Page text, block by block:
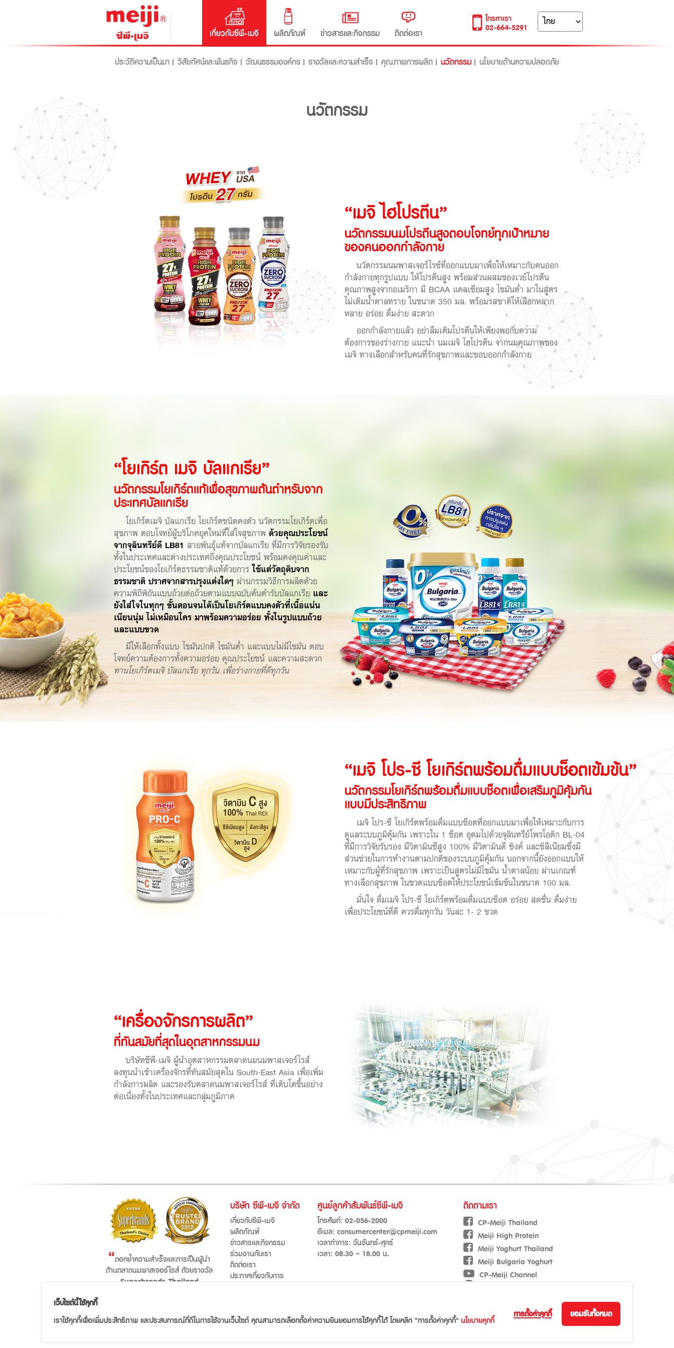
เกี่ยวกับซีพี-เมจิ ผลิตภัณฑ์ ข่าวสารและกิจกรรม ติดต่อเรา
โทรหาเรา
02-664-5291
ประวัติความเป็นมา วิสัยทัศน์และพันธกิจ วัฒนธรรมองค์กร รางวัลและความสำเร็จ คุณภาพการผลิต นวัตกรรม นโยบายด้านความปลอดภัย
นวัตกรรม
“เมจิ ไฮโปรตีน”
นวัตกรรมนมโปรตีนสูงตอบโจทย์ทุกเป้าหมาย
ของคนออกกำลังกาย
นวัตกรรมนมพาสเจอร์ไรซ์ที่ออกแบบมาเพื่อให้เหมาะกับคนออก
กำลังกายทุกรูปแบบ ให้โปรตีนสูง พร้อมส่วนผสมของเวย์โปรตีน
คุณภาพสูงจากอเมริกา มี BCAA แคลเซียมสูง ไขมันต่ำ มาในสูตร
ไม่เติมน้ำตาลทราย ในขนาด 350 มล. พร้อมรสชาติให้เลือกหลาก
หลาย อร่อย ดื่มง่าย สะดวก
ออกกำลังกายแล้ว อย่าลืมเติมโปรตีนให้เพียงพอกับความ
ต้องการของร่างกาย แนะนำ นมเมจิ ไฮโปรตีน จากนมคุณภาพของ
เมจิ ทางเลือกสำหรับคนที่รักสุขภาพและชอบออกกำลังกาย
“โยเกิร์ต เมจิ บัลแกเรีย”
นวัตกรรมโยเกิร์ตแท้เพื่อสุขภาพต้นตำหรับจาก
ประเทศบัลแกเรีย
โยเกิร์ตเมจิ บัลแกเรีย โยเกิร์ตชนิดคงตัว นวัตกรรมโยเกิร์ตเพื่อ
สุขภาพ ตอบโจทย์ผู้บริโภคยุคใหม่ที่ใส่ใจสุขภาพ ด้วยคุณประโยชน์
จากจุลินทรีย์ดี LB81 สายพันธุ์แท้จากบัลแกเรีย ที่มีการวิจัยรองรับ
ทั้งในประเทศและต่างประเทศถึงคุณประโยชน์ พร้อมคงคุณค่าและ
ประโยชน์ของโยเกิร์ตธรรมชาติแท้ด้วยการใช้แต่วัตถุดิบจาก
ธรรมชาติ ปราศจากสารปรุงแต่งใดๆ ผ่านกรรมวิธีการผลิตด้วย
ความพิถีพิถันแบบถ้วยต่อถ้วยตามแบบฉบับต้นตำรับบัลแกเรีย และ
ยังใส่ใจในทุกๆ ขั้นตอนจนได้เป็นโยเกิร์ตแบบคงตัวที่เนื้อแน่น
เนียนนุ่ม ไม่เหมือนใคร มาพร้อมความอร่อย ทั้งในรูปแบบถ้วย
และแบบขวด
มีให้เลือกทั้งแบบ ไขมันปกติ ไขมันต่ำ และแบบไม่มีไขมัน ตอบ
โจทย์ความต้องการทั้งความอร่อย คุณประโยชน์ และความสะดวก
ทานโยเกิร์ตเมจิ บัลแกเรีย ทุกวัน เพื่อร่างกายที่ดีทุกวัน
“เมจิ โปร-ซี โยเกิร์ตพร้อมดื่มแบบช็อตเข้มข้น”
นวัตกรรมโยเกิร์ตพร้อมดื่มแบบช็อตเพื่อเสริมภูมิคุ้มกัน
แบบมีประสิทธิภาพ
เมจิ โปร-ซี โยเกิร์ตพร้อมดื่มแบบช็อตที่ออกแบบมาเพื่อให้เหมาะกับการ
ดูแลระบบภูมิคุ้มกัน เพราะใน 1 ช็อต อุดมไปด้วยจุลินทรีย์โพรโอติก BL-04
ที่มีการวิจัยรับรอง มีวิตามินซีสูง 100% มีวิตามินดี ซิงค์ และซิลีเนียมซึ่งมี
ส่วนช่วยในการทำงานตามปกติของระบบภูมิคุ้มกัน นอกจากนี้ยังออกแบบให้
เหมาะกับผู้ที่รักสุขภาพ เพราะเป็นสูตรไม่มีไขมัน น้ำตาลน้อย ผ่านเกณฑ์
ทางเลือกสุขภาพ ในขวดแบบช็อตให้ประโยชน์เข้มข้นในขนาด 100 มล.
มั่นใจ ดื่มเมจิ โปร-ซี โยเกิร์ตพร้อมดื่มแบบช็อต อร่อย สดชื่น ดื่มง่าย
เพื่อประโยชน์ที่ดี ควรดื่มทุกวัน วันละ 1- 2 ขวด
“เครื่องจักรการผลิต”
ที่ทันสมัยที่สุดในอุตสาหกรรมนม
บริษัทซีพี-เมจิ ผู้นำอุตสาหกรรมตลาดนมนมพาสเจอร์ไรส์
ลงทุนนำเข้าเครื่องจักรที่ทันสมัยสุดใน South-East Asia เพื่อเพิ่ม
กำลังการผลิต และรองรับตลาดนมพาสเจอร์ไรส์ ที่เติบโตขึ้นอย่าง
ต่อเนื่องทั้งในประเทศและกลุ่มภูมิภาค
“ตอกย้ำความสำเร็จและการเป็นผู้นำ
ด้านตลาดนมพาสเจอร์ไรส์ ด้วยรางวัล
Superbrands Thailand
บริษัท ซีพี-เมจิ จำกัด
เกี่ยวกับซีพี-เมจิ
ผลิตภัณฑ์
ข่าวสารและกิจกรรม
ร่วมงานกับเรา
ติดต่อเรา
ประกาศเกี่ยวกับการ
ศูนย์ลูกค้าสัมพันธ์ซีพี-เมจิ
โทรศัพท์:02-056-2000
อีเมล:consumercenter@cpmeiji.com
เวลาทำการ: วันจันทร์-ศุกร์
เวลา: 08.30 – 18.00 น.
ติดตามเรา
CP-Meiji Thailand
Meiji High Protein
Meiji Yoghurt Thailand
Meiji Bulgaria Yoghurt
CP-Meiji Channel
© 2021 CPMeiji.com. All right reserved.
เว็บไซต์นี้ใช้คุกกี้
เราใช้คุกกี้เพื่อเพิ่มประสิทธิภาพ และประสบการณ์ที่ดีในการใช้งานเว็บไซต์ คุณสามารถเลือกตั้งค่าความยินยอมการใช้คุกกี้ได้ โดยคลิก "การตั้งค่าคุกกี้" นโยบายคุกกี้
ยอมรับทั้งหมด
การตั้งค่าคุกกี้